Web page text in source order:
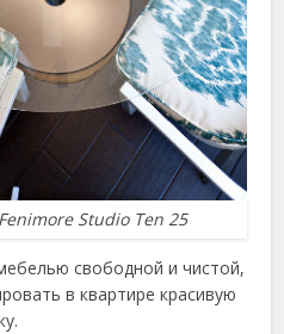
Studio Ten 25
свободной и чистой,
в квартире красивую